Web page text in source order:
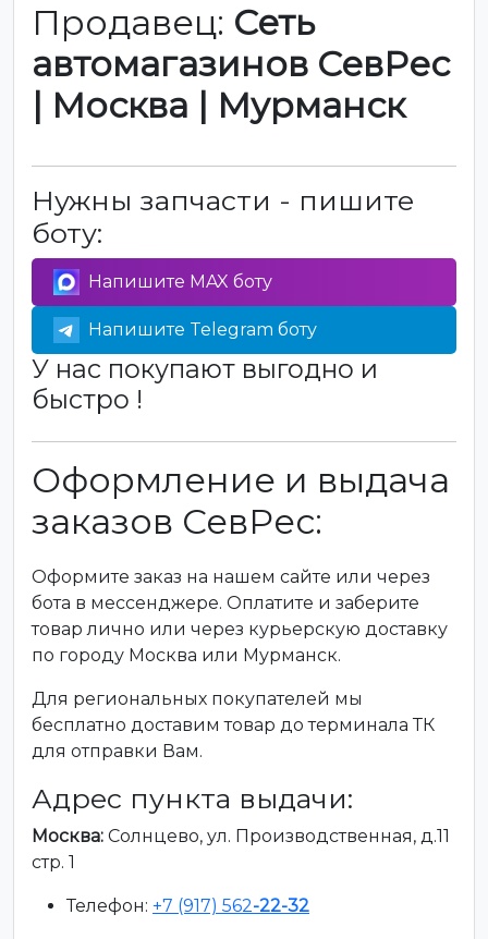
Продавец: Сеть
автомагазинов СевРес
| Москва | Мурманск
Нужны запчасти - пишите
боту:
Напишите MAX боту
Напишите Telegram боту
У нас покупают выгодно и
быстро !
Оформление и выдача
заказов СевРес:
Оформите заказ на нашем сайте или через
бота в мессенджере. Оплатите и заберите
товар лично или через курьерскую доставку
по городу Москва или Мурманск.
Для региональных покупателей мы
бесплатно доставим товар до терминала ТК
для отправки Вам.
Адрес пункта выдачи:
Москва: Солнцево, ул. Производственная, д.11
стр. 1
Телефон: +7 (917) 562-22-32